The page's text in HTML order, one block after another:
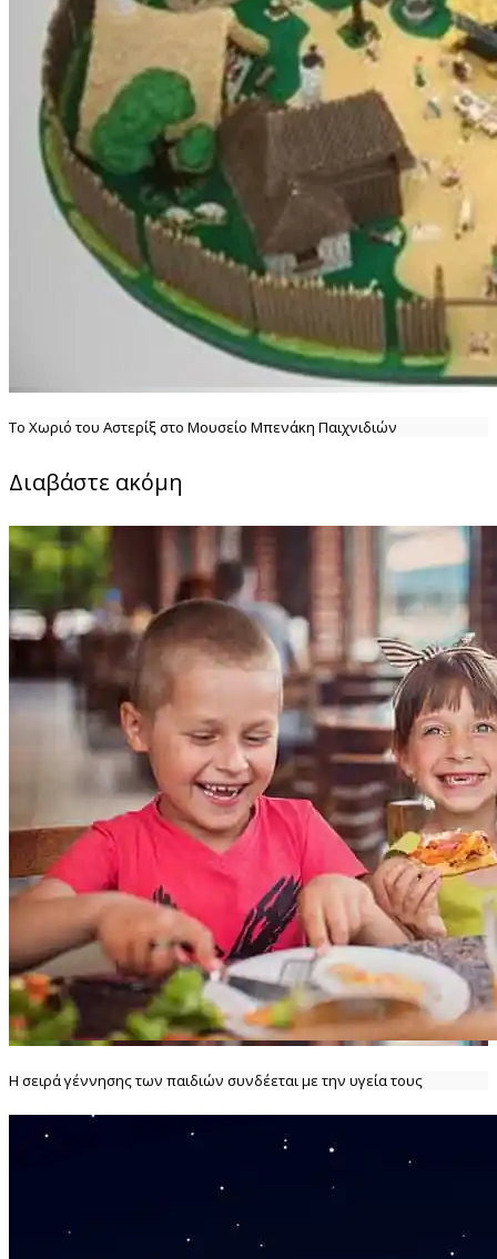
Το Χωριό του Αστερίξ στο Μουσείο Μπενάκη Παιχνιδιών
Διαβάστε ακόμη
Η σειρά γέννησης των παιδιών συνδέεται με την υγεία τους